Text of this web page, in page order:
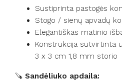
Sustiprinta pastogės
Stogo / sienų apvadų
Elegantiškas matinio
Konstrukcija sutvirtinta
3 x 3 cm 1,8 mm storio
🪚 Sandėliuko apdaila: